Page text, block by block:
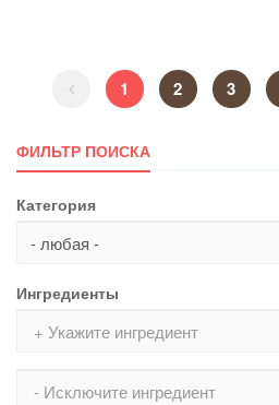
1 2 3
ФИЛЬТР ПОИСКА
Категория
Ингредиенты